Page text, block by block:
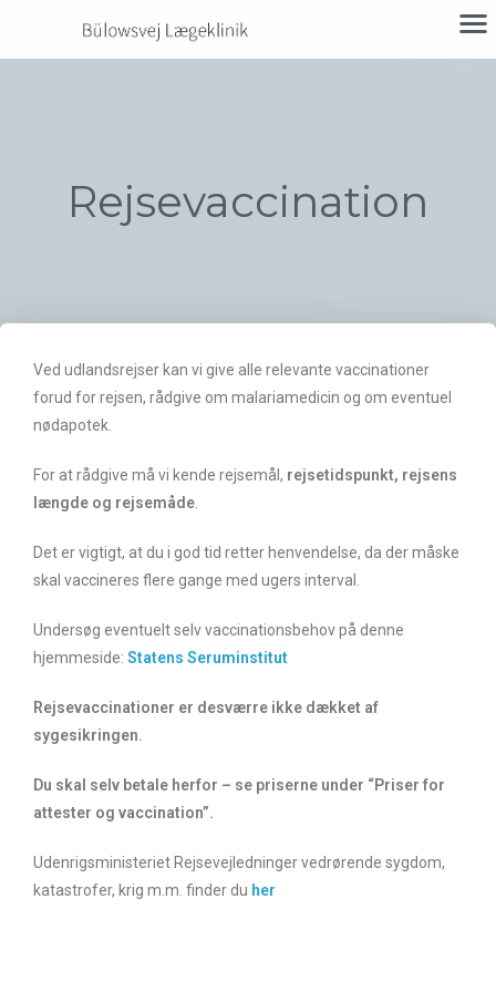
Rejsevaccination
Ved udlandsrejser kan vi give alle relevante vaccinationer
forud for rejsen, rådgive om malariamedicin og om eventuel
nødapotek.
For at rådgive må vi kende rejsemål, rejsetidspunkt, rejsens
længde og rejsemåde
Det er vigtigt, at du i god tid retter henvendelse, da der måske
skal vaccineres flere gange med ugers interval.
Undersøg eventuelt selv vaccinationsbehov på denne
hjemmeside: Statens Seruminstitut
Rejsevaccinationer er desværre ikke dækket af
sygesikringen.
Du skal selv betale herfor – se priserne under “Priser for
attester og vaccination”.
Udenrigsministeriet Rejsevejledninger vedrørende sygdom,
katastrofer, krig m.m. finder du her